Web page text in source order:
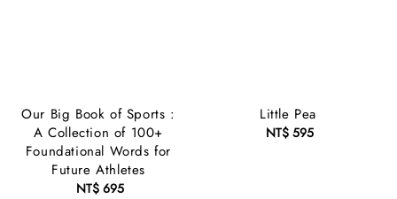
Our Big Book of Sports :
A Collection of 100+
Foundational Words for
Future Athletes
Regular
NT$ 695
Little Pea
Regular
NT$ 595